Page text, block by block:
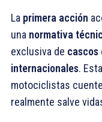
La primera acción
una normativa
exclusiva de
internacionales.
motociclistas
realmente salve